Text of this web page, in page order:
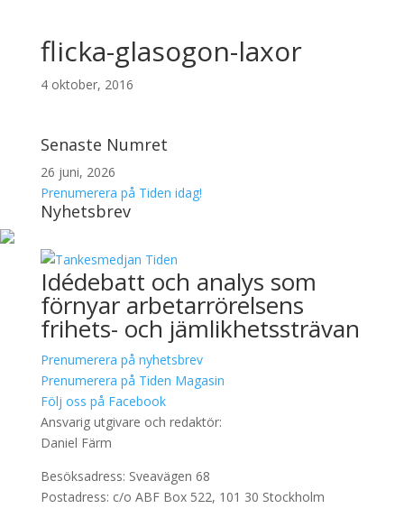
flicka-glasogon-laxor
4 oktober, 2016
Senaste Numret
26 juni, 2026
Prenumerera på Tiden idag!
Nyhetsbrev
Idédebatt och analys som
förnyar arbetarrörelsens
frihets- och jämlikhetssträvan
Prenumerera på nyhetsbrev
Prenumerera på Tiden Magasin
Följ oss på Facebook
Ansvarig utgivare och redaktör:
Daniel Färm
Besöksadress: Sveavägen 68
Postadress: c/o ABF Box 522, 101 30 Stockholm